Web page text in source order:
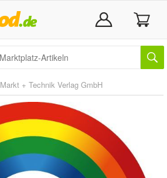
Markt + Technik Verlag GmbH